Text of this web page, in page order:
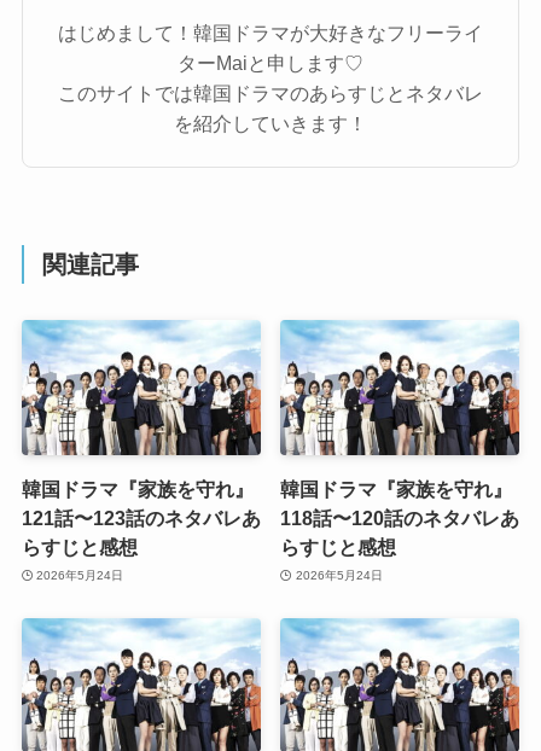
はじめまして！韓国ドラマが大好きなフリーライ
ターMaiと申します♡
このサイトでは韓国ドラマのあらすじとネタバレ
を紹介していきます！
関連記事
韓国ドラマ『家族を守れ』
121話〜123話のネタバレあ
らすじと感想
2026年5月24日
韓国ドラマ『家族を守れ』
118話〜120話のネタバレあ
らすじと感想
2026年5月24日